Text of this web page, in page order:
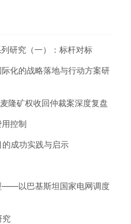
研究（一）：标杆对标
化的战略落地与行动方案研
隆矿权收回仲裁案深度复盘
控制
成功实践与启示
——以巴基斯坦国家电网调度
究